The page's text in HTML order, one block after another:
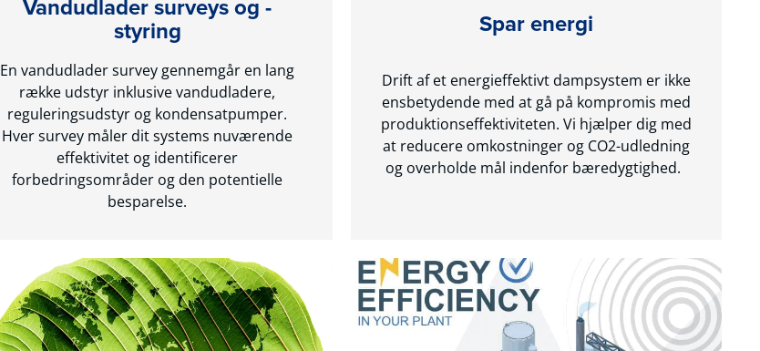
Vandudlader surveys og -
styring
En vandudlader survey gennemgår en lang
række udstyr inklusive vandudladere,
reguleringsudstyr og kondensatpumper.
Hver survey måler dit systems nuværende
effektivitet og identificerer
forbedringsområder og den potentielle
besparelse.
Spar energi
Drift af et energieffektivt dampsystem er ikke
ensbetydende med at gå på kompromis med
produktionseffektiviteten. Vi hjælper dig med
at reducere omkostninger og CO2-udledning
og overholde mål indenfor bæredygtighed.